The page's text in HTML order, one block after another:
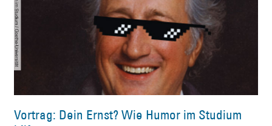
Vortrag: Dein Ernst? Wie Humor im Studium